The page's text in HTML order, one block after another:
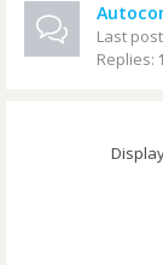
Last
Replies: 1